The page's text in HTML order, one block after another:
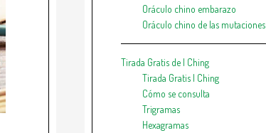
Oráculo chino embarazo
Oráculo chino de las mutaciones
Tirada Gratis de I Ching
Tirada Gratis I Ching
Cómo se consulta
Trigramas
Hexagramas